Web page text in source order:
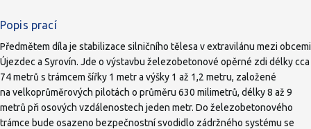
Popis prací
Předmětem díla je stabilizace silničního tělesa v extravilánu mezi obcemi
Újezdec a Syrovín. Jde o výstavbu železobetonové opěrné zdi délky cca
74 metrů s trámcem šířky 1 metr a výšky 1 až 1,2 metru, založené
na velkoprůměrových pilotách o průměru 630 milimetrů, délky 8 až 9
metrů při osových vzdálenostech jeden metr. Do železobetonového
trámce bude osazeno bezpečnostní svodidlo zádržného systému se